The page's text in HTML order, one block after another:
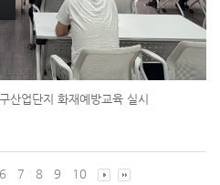
업단지 화재예방교육 실시
6 7 8 9 10